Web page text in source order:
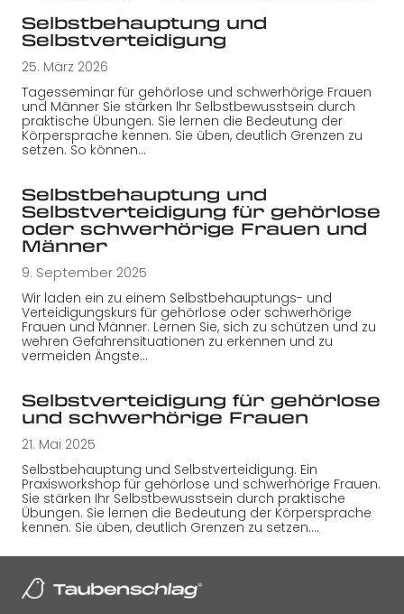
Selbstbehauptung und
Selbstverteidigung
25. März 2026
Tagesseminar für gehörlose und schwerhörige Frauen
und Männer Sie stärken Ihr Selbstbewusstsein durch
praktische Übungen. Sie lernen die Bedeutung der
Körpersprache kennen. Sie üben, deutlich Grenzen zu
setzen. So können…
Selbstbehauptung und
Selbstverteidigung für gehörlose
oder schwerhörige Frauen und
Männer
9. September 2025
Wir laden ein zu einem Selbstbehauptungs- und
Verteidigungskurs für gehörlose oder schwerhörige
Frauen und Männer. Lernen Sie, sich zu schützen und zu
wehren Gefahrensituationen zu erkennen und zu
vermeiden Ängste…
Selbstverteidigung für gehörlose
und schwerhörige Frauen
21. Mai 2025
Selbstbehauptung und Selbstverteidigung. Ein
Praxisworkshop für gehörlose und schwerhörige Frauen.
Sie stärken Ihr Selbstbewusstsein durch praktische
Übungen. Sie lernen die Bedeutung der Körpersprache
kennen. Sie üben, deutlich Grenzen zu setzen.…